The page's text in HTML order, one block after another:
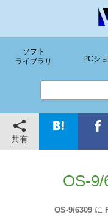
ソフト
ライブラリ
PCシ
共有
OS-9/
OS-9/6309 に